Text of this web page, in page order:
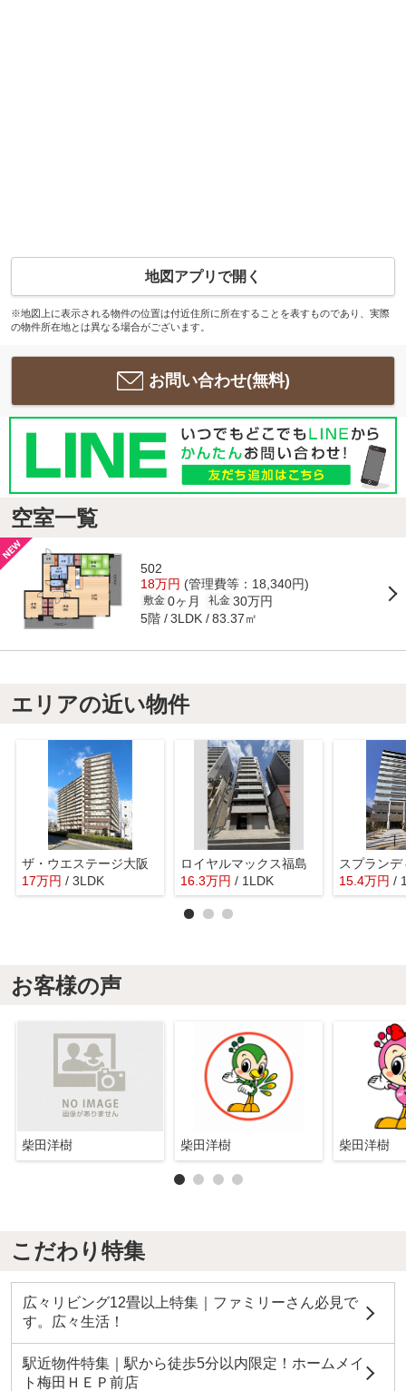
地図アプリで開く
※地図上に表示される物件の位置は付近住所に所在することを表すものであり、実際
の物件所在地とは異なる場合がございます。
お問い合わせ(無料)
空室一覧
502
18万円 (管理費等：18,340円)
敷金 0ヶ月 礼金 30万円
5階 3LDK 83.37㎡
エリアの近い物件
ザ・ウエステージ大阪
17万円 / 3LDK
ロイヤルマックス福島
16.3万円 / 1LDK 15.4万円 /
お客様の声
柴田洋樹 柴田洋樹 柴田洋樹
こだわり特集
広々リビング12畳以上特集｜ファミリーさん必見で
す。広々生活！
駅近物件特集｜駅から徒歩5分以内限定！ホームメイ
ト梅田ＨＥＰ前店